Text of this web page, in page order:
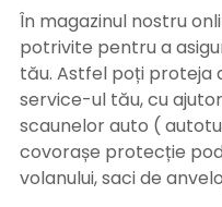
În magazinul nostru
potrivite pentru a
tău. Astfel poți proteja
service-ul tău, cu
scaunelor auto (
covorașe protecție
volanului, saci de